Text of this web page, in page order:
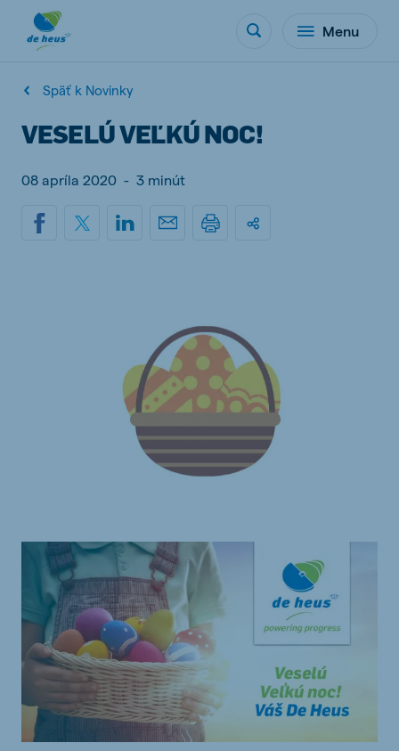
Menu
Späť k Novinky
VESELÚ VEĽKÚ NOC!
08 apríla 2020 - 3 minút